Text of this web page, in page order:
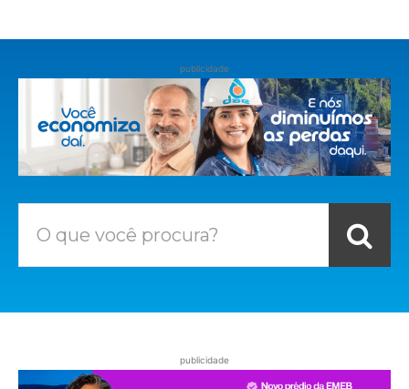
publicidade
O que você procura?
publicidade